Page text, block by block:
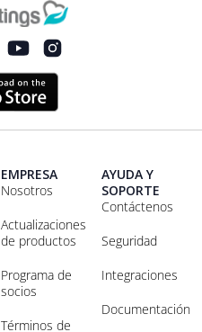
EMPRESA
Nosotros
Actualizaciones
de productos
Programa de
socios
Términos de
AYUDA Y
SOPORTE
Contáctenos
Seguridad
Integraciones
Documentación